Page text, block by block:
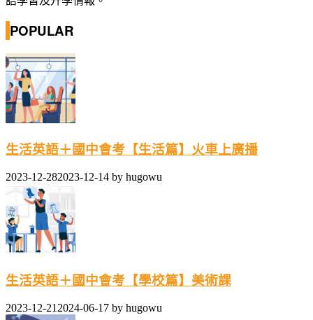
POPULAR
生活英語＋國中會考【生活篇】火車上廣播
2023-12-282023-12-14 by hugowu
生活英語＋國中會考【學校篇】美術課
2023-12-21 2024-06-17 by hugowu